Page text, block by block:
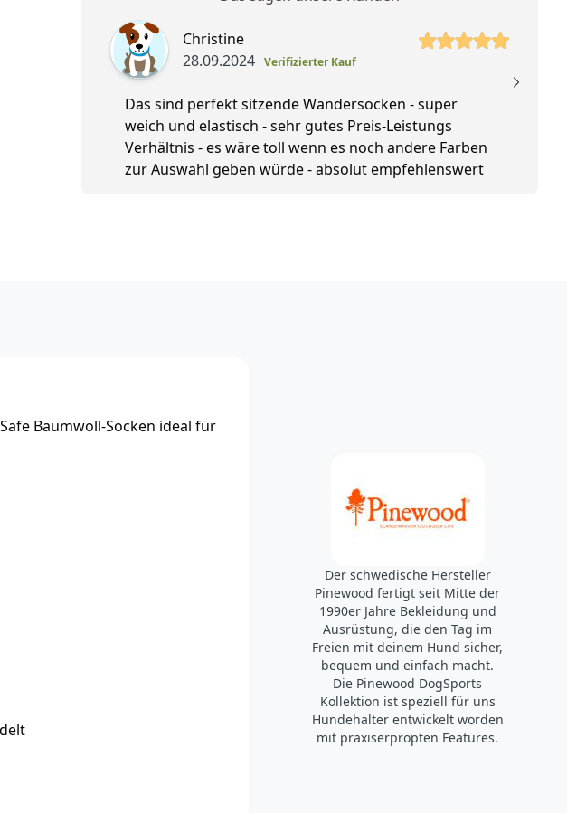
Christine
28.09.2024 Verifizierter Kauf
5 von 5 Sterne
Das sind perfekt sitzende Wandersocken - super
weich und elastisch - sehr gutes Preis-Leistungs
Verhältnis - es wäre toll wenn es noch andere Farben
zur Auswahl geben würde - absolut empfehlenswert
Baumwoll-Socken ideal für
Der schwedische Hersteller
Pinewood fertigt seit Mitte der
1990er Jahre Bekleidung und
Ausrüstung, die den Tag im
Freien mit deinem Hund sicher,
bequem und einfach macht.
Die Pinewood DogSports
Kollektion ist speziell für uns
Hundehalter entwickelt worden
mit praxiserpropten Features.